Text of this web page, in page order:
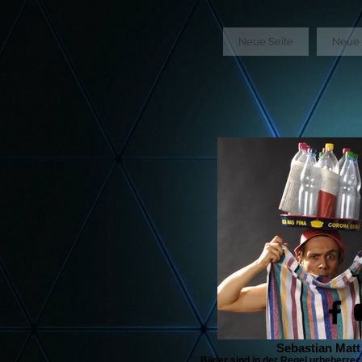
Neue Seite Neue
Sebastian Matt